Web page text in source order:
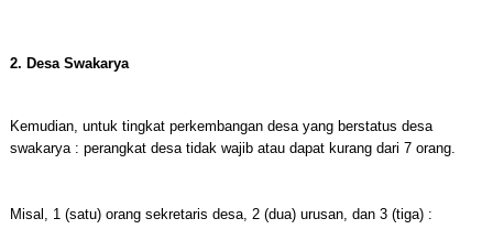
2. Desa Swakarya
Kemudian, untuk tingkat perkembangan desa yang berstatus desa
swakarya : perangkat desa tidak wajib atau dapat kurang dari 7 orang.
Misal, 1 (satu) orang sekretaris desa, 2 (dua) urusan, dan 3 (tiga) :